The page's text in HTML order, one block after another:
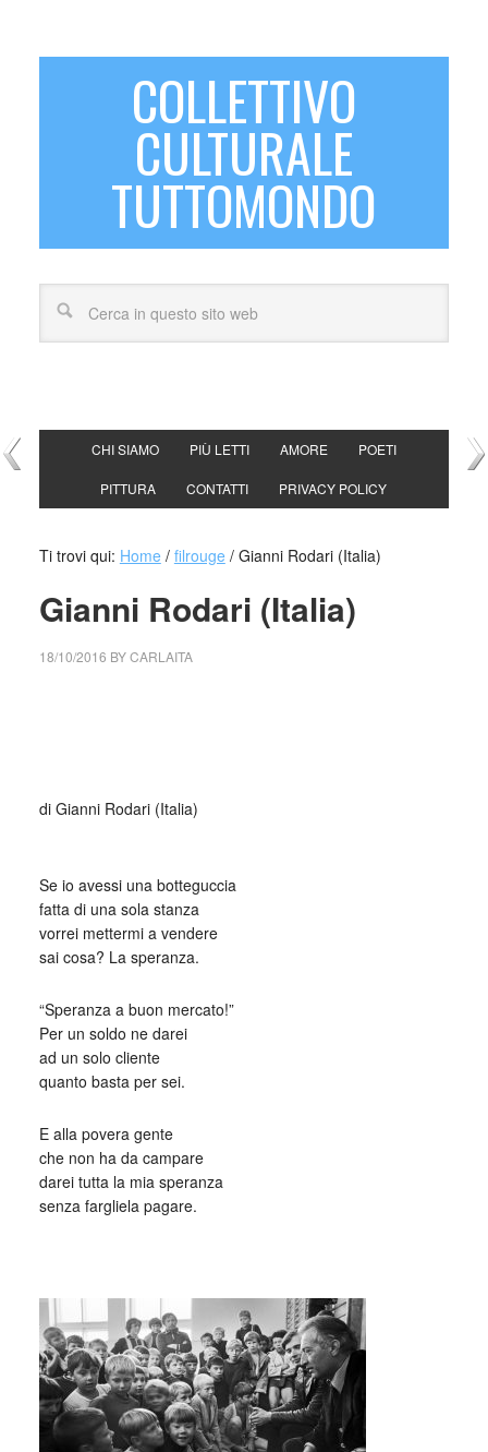
COLLETTIVO
CULTURALE
TUTTOMONDO
CHI SIAMO PIÙ LETTI AMORE POETI
PITTURA CONTATTI PRIVACY POLICY
Ti trovi qui: Home / filrouge /Gianni Rodari (Italia)
Gianni Rodari (Italia)
18/10/2016 BYCARLAITA
di Gianni Rodari (Italia)
Se io avessi una botteguccia
fatta di una sola stanza
vorrei mettermi a vendere
sai cosa? La speranza.
“Speranza a buon mercato!”
Per un soldo ne darei
ad un solo cliente
quanto basta per sei.
E alla povera gente
che non ha da campare
darei tutta la mia speranza
senza fargliela pagare.